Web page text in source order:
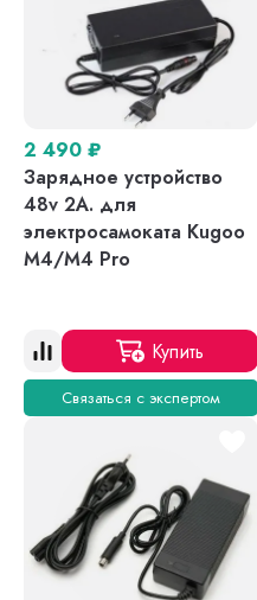
2 490 ₽
Зарядное устройство
48v 2A. для
электросамоката Kugoo
M4/M4 Pro
Купить
Связаться с экспертом